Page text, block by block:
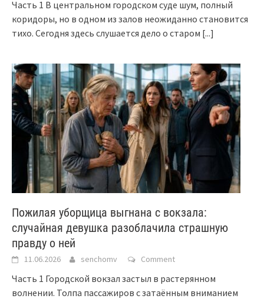
Часть 1 В центральном городском суде шум, полный
коридоры, но в одном из залов неожиданно становится
тихо. Сегодня здесь слушается дело о старом [...]
Пожилая уборщица выгнана с вокзала:
случайная девушка разоблачила страшную
правду о ней
11.06.2026 senchomv Comment
Часть 1 Городской вокзал застыл в растерянном
волнении. Толпа пассажиров с затаённым вниманием